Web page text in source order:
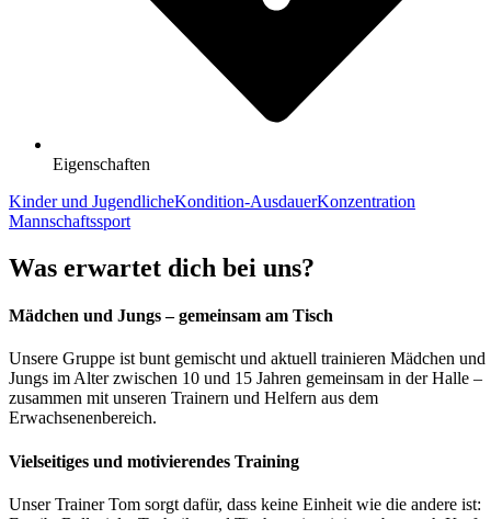
Eigenschaften
Kinder und JugendlicheKondition-AusdauerKonzentration
Mannschaftssport
Was erwartet dich bei uns?
Mädchen und Jungs – gemeinsam am Tisch
Unsere Gruppe ist bunt gemischt und aktuell trainieren Mädchen und
Jungs im Alter zwischen 10 und 15 Jahren gemeinsam in der Halle –
zusammen mit unseren Trainern und Helfern aus dem
Erwachsenenbereich.
Vielseitiges und motivierendes Training
Unser Trainer Tom sorgt dafür, dass keine Einheit wie die andere ist: